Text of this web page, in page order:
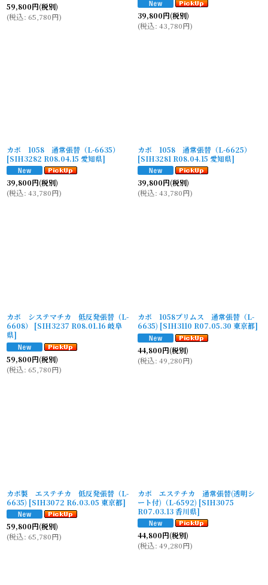
59,800円(税別)
(税込: 65,780円) 39,800円(税別)
(税込: 43,780円)
カボ 1058 通常張替（L-6635）
[SIH3282 R08.04.15 愛知県]
39,800円(税別)
(税込: 43,780円)
カボ 1058 通常張替（L-6625）
[SIH3281 R08.04.15 愛知県]
39,800円(税別)
(税込: 43,780円)
カボ システマチカ 低反発張替（L-
6608）
[SIH3237 R08.01.16 岐阜
県]
59,800円(税別)
(税込: 65,780円)
カボ 1058プリムス 通常張替（L-
6635) [SIH3110 R07.05.30 東京都]
44,800円(税別)
(税込: 49,280円)
カボ製 エステチカ 低反発張替（L-
6635) [SIH3072 R6.03.05 東京都]
59,800円(税別)
(税込: 65,780円)
カボ エステチカ 通常張替(透明シ
ート付)（L-6592) [SIH3075
R07.03.13 香川県]
44,800円(税別)
(税込: 49,280円)